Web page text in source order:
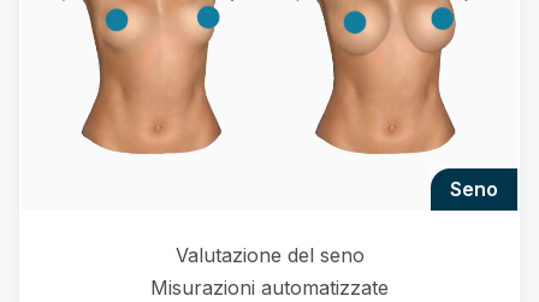
seno
Valutazione del seno
Misurazioni automatizzate